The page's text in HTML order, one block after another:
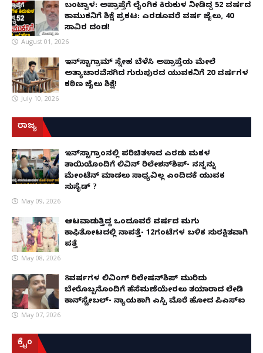
ಬಂಟ್ವಾಳ: ಅಪ್ರಾಪ್ತೆಗೆ ಲೈಂಗಿಕ ಕಿರುಕುಳ ನೀಡಿದ್ದ 52 ವರ್ಷದ
ಕಾಮುಕನಿಗೆ ಶಿಕ್ಷೆ ಪ್ರಕಟ: ಎರಡೂವರೆ ವರ್ಷ ಜೈಲು, ₹40
ಸಾವಿರ ದಂಡ!
August 01, 2026
ಇನ್‌ಸ್ಟಾಗ್ರಾಮ್ ಸ್ನೇಹ ಬೆಳೆಸಿ ಅಪ್ರಾಪ್ತೆಯ ಮೇಲೆ
ಅತ್ಯಾಚಾರವೆಸಗಿದ ಗುರುಪುರದ ಯುವಕನಿಗೆ 20 ವರ್ಷಗಳ
ಕಠಿಣ ಜೈಲು ಶಿಕ್ಷೆ!
July 10, 2026
ರಾಜ್ಯ
ಇನ್​ಸ್ಟಾಗ್ರಾಂನಲ್ಲಿ ಪರಿಚಿತಳಾದ ಎರಡು ಮಕ್ಕಳ
ತಾಯಿಯೊಂದಿಗೆ ಲಿವಿನ್ ರಿಲೇಶನ್​ಶಿಪ್- ನನ್ನನ್ನು
ಮೇಂಟೆನ್ ಮಾಡಲು ಸಾಧ್ಯವಿಲ್ಲ ಎಂದಿದಕ್ಕೆ ಯುವಕ
ಸುಸೈಡ್ ?
May 09, 2026
ಆಟವಾಡುತ್ತಿದ್ದ ಒಂದೂವರೆ ವರ್ಷದ ಮಗು
ಕಾಫಿತೋಟದಲ್ಲಿ ನಾಪತ್ತೆ- 12ಗಂಟೆಗಳ ಬಳಿಕ ಸುರಕ್ಷಿತವಾಗಿ
ಪತ್ತೆ
May 08, 2026
8ವರ್ಷಗಳ ಲಿವಿಂಗ್‌ ರಿಲೇಷನ್‌ಶಿಪ್ ಮುರಿದು
ಬೇರೊಬ್ಬನೊಂದಿಗೆ ಹೆಸೆಮಣೆಯೇರಲು ತಯಾರಾದ ಲೇಡಿ
ಕಾನ್‌ಸ್ಟೇಬಲ್- ನ್ಯಾಯಕ್ಕಾಗಿ ಎಸ್ಪಿ ಮೊರೆ ಹೋದ ಪಿಎಸ್ಐ
May 07, 2026
ಕ್ರೈಂ